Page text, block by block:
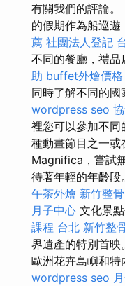
有關我們的評論。
的假期作為船巡遊
薦 社團法人登記
不同的餐廳，禮品
助 buffet外燴價格
同時了解不同的國
wordpress seo
裡您可以參加不同
種動畫節目之一
Magnifica，嘗試
待著年輕的年齡段
午茶外燴 新竹整骨
月子中心 文化景
課程 台北 新竹整
界遺產的特別首
歐洲花卉島嶼和特
wordpress seo